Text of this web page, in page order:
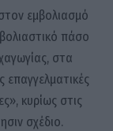
εμβολιασμό
πάσο
στα
κυρίως στις
σχέδιο.